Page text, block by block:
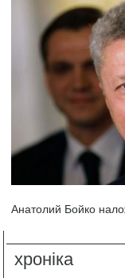
Анатолий Бойко
хроніка